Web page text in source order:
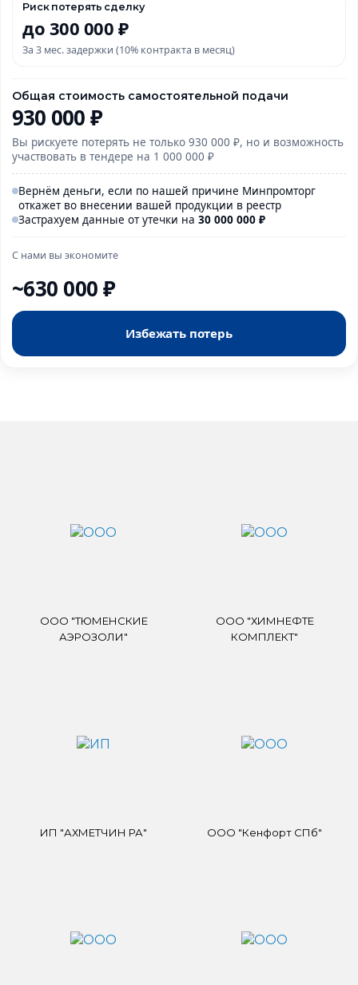
Риск потерять сделку
до 300 000 ₽
За 3 мес. задержки (10% контракта в месяц)
Общая стоимость самостоятельной подачи
930 000 ₽
Вы рискуете потерять не только 930 000 ₽, но и возможность
участвовать в тендере на 1 000 000 ₽
Вернём деньги, если по нашей причине Минпромторг
откажет во внесении вашей продукции в реестр
Застрахуем данные от утечки на 30 000 000 ₽
С нами вы экономите
~630 000 ₽
Избежать потерь
ООО "ТЮМЕНСКИЕ
АЭРОЗОЛИ"
ООО "ХИМНЕФТЕ
КОМПЛЕКТ"
ИП "АХМЕТЧИН РА" ООО "Кенфорт СПб"